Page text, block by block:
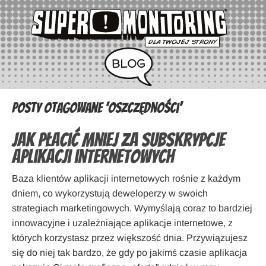
Posty otagowane ‘oszczędności’
Jak płacić mniej za subskrypcje
aplikacji internetowych
Baza klientów aplikacji internetowych rośnie z każdym
dniem, co wykorzystują deweloperzy w swoich
strategiach marketingowych. Wymyślają coraz to bardziej
innowacyjne i uzależniające aplikacje internetowe, z
których korzystasz przez większość dnia. Przywiązujesz
się do niej tak bardzo, że gdy po jakimś czasie aplikacja